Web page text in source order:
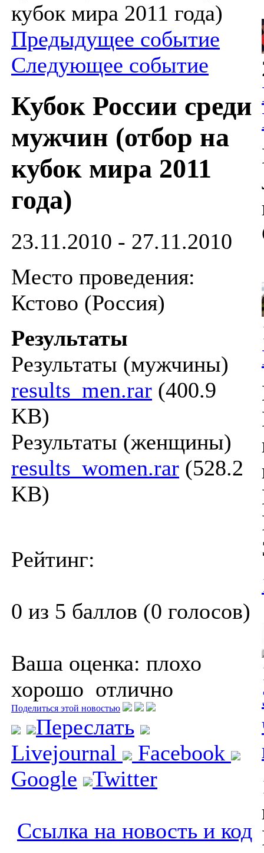
кубок мира 2011 года)
Предыдущее событие
Следующее событие
Кубок России среди
мужчин (отбор на
кубок мира 2011
года)
23.11.2010 - 27.11.2010
Место проведения:
Кстово (Россия)
Результаты
Результаты (мужчины)
results_men.rar (400.9
KB)
Результаты (женщины)
results_women.rar (528.2
KB)
Рейтинг:
0 из 5 баллов (0 голосов)
Ваша оценка: плохо
хорошо отлично
Поделиться этой новостью
Переслать
Livejournal
Facebook
Google
Twitter
Ссылка на новость и код